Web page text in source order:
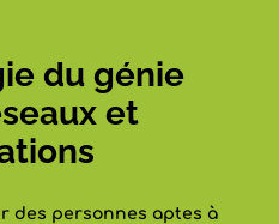
du génie
et
des personnes aptes à